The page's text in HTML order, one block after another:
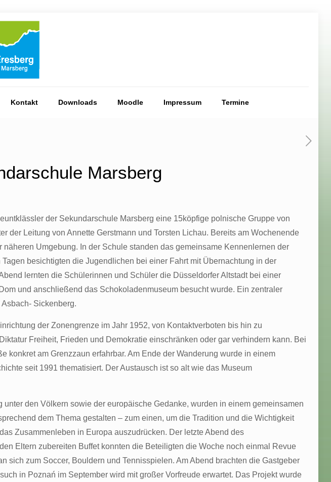
Kontakt Downloads Moodle Impressum Termine
Marsberg
der Sekundarschule Marsberg eine 15köpfige polnische Gruppe von
Leitung von Annette Gerstmann und Torsten Lichau. Bereits am Wochenende
Umgebung. In der Schule standen das gemeinsame Kennenlernen der
besichtigten die Jugendlichen bei einer Fahrt mit Übernachtung in der
lernten die Schülerinnen und Schüler die Düsseldorfer Altstadt bei einer
und anschließend das Schokoladenmuseum besucht wurde. Ein zentraler
Sickenberg.
der Zonengrenze im Jahr 1952, von Kontaktverboten bis hin zu
Freiheit, Frieden und Demokratie einschränken oder gar verhindern kann. Bei
am Grenzzaun erfahrbar. Am Ende der Wanderung wurde in einem
seit 1991 thematisiert. Der Austausch ist so alt wie das Museum
den Völkern sowie der europäische Gedanke, wurden in einem gemeinsamen
dem Thema gestalten – zum einen, um die Tradition und die Wichtigkeit
Zusammenleben in Europa auszudrücken. Der letzte Abend des
Eltern zubereiten Buffet konnten die Beteiligten die Woche noch einmal Revue
sich zum Soccer, Bouldern und Tennisspielen. Am Abend brachten die Gastgeber
in Poznań im September wird mit großer Vorfreude erwartet. Das Projekt wurde